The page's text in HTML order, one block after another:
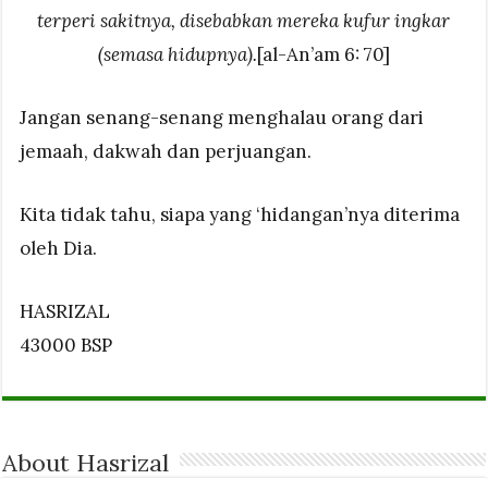
terperi sakitnya, disebabkan mereka kufur ingkar
(semasa hidupnya).[al-An’am 6: 70]
Jangan senang-senang menghalau orang dari
jemaah, dakwah dan perjuangan.
Kita tidak tahu, siapa yang ‘hidangan’nya diterima
oleh Dia.
HASRIZAL
43000 BSP
About Hasrizal